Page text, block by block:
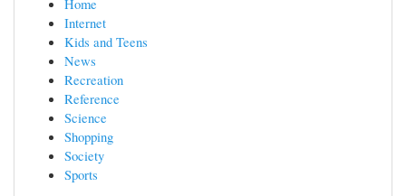
Home
Internet
Kids and Teens
News
Recreation
Reference
Science
Shopping
Society
Sports